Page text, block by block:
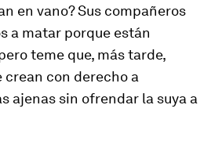
en vano? Sus compañeros
a matar porque están
teme que, más tarde,
crean con derecho a
ajenas sin ofrendar la suya a